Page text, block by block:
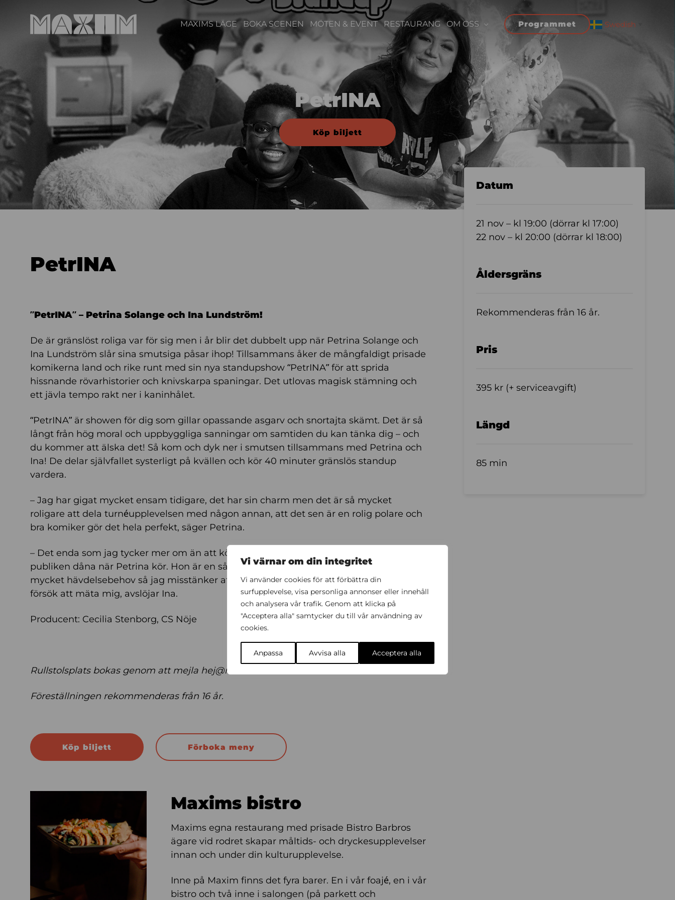
Vi värnar om din integritet
Vi använder cookies för att förbättra din
surfupplevelse, visa personliga annonser eller innehåll
och analysera vår trafik. Genom att klicka på
"Acceptera alla" samtycker du till vår användning av
cookies.
Anpassa Avvisa alla Acceptera alla
MAXIMS LÄGE BOKA SCENEN MÖTEN & EVENT RESTAURANG OM OSS Programmet Swedish
PetrINA
Köp biljett
Datum
21 nov – kl 19:00 (dörrar kl 17:00)
22 nov – kl 20:00 (dörrar kl 18:00)
Åldersgräns
Rekommenderas från 16 år.
Pris
395 kr (+ serviceavgift)
Längd
85 min
PetrINA
”PetrINA” – Petrina Solange och Ina Lundström!
De är gränslöst roliga var för sig men i år blir det dubbelt upp när Petrina Solange och
Ina Lundström slår sina smutsiga påsar ihop! Tillsammans åker de mångfaldigt prisade
komikerna land och rike runt med sin nya standupshow “PetrINA” för att sprida
hissnande rövarhistorier och knivskarpa spaningar. Det utlovas magisk stämning och
ett jävla tempo rakt ner i kaninhålet.
“PetrINA” är showen för dig som gillar opassande asgarv och snortajta skämt. Det är så
långt från hög moral och uppbyggliga sanningar om samtiden du kan tänka dig – och
du kommer att älska det! Så kom och dyk ner i smutsen tillsammans med Petrina och
Ina! De delar självfallet systerligt på kvällen och kör 40 minuter gränslös standup
vardera.
– Jag har gigat mycket ensam tidigare, det har sin charm men det är så mycket
roligare att dela turnéupplevelsen med någon annan, att det sen är en rolig polare och
bra komiker gör det hela perfekt, säger Petrina.
– Det enda som jag tycker mer om än att köra standup är att stå i kulisserna och höra
publiken dåna när Petrina kör. Hon är en sån jävla rockstjärna! Och jag har ganska
mycket hävdelsebehov så jag misstänker att jag kommer vara bättre än någonsin i ett
försök att mäta mig, avslöjar Ina.
Producent: Cecilia Stenborg, CS Nöje
Rullstolsplats bokas genom att mejla hej@maximstockholm.se.
Föreställningen rekommenderas från 16 år.
Köp biljett Förboka meny
Maxims bistro
Maxims egna restaurang med prisade Bistro Barbros
ägare vid rodret skapar måltids- och dryckesupplevelser
innan och under din kulturupplevelse.
Inne på Maxim finns det fyra barer. En i vår foajé, en i vår
bistro och två inne i salongen (på parkett och